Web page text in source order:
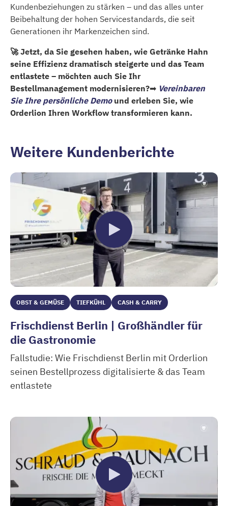
Kundenbeziehungen zu stärken – und das alles unter
Beibehaltung der hohen Servicestandards, die seit
Generationen ihr Markenzeichen sind.
🚀 Jetzt, da Sie gesehen haben, wie Getränke Hahn
seine Effizienz dramatisch steigerte und das Team
entlastete – möchten auch Sie Ihr
Bestellmanagement modernisieren?➡ Vereinbaren
Sie Ihre persönliche Demo und erleben Sie, wie
Orderlion Ihren Workflow transformieren kann.
Weitere Kundenberichte
OBST & GEMÜSE TIEFKÜHL CASH & CARRY
Frischdienst Berlin | Großhändler für
die Gastronomie
Fallstudie: Wie Frischdienst Berlin mit Orderlion
seinen Bestellprozess digitalisierte & das Team
entlastete